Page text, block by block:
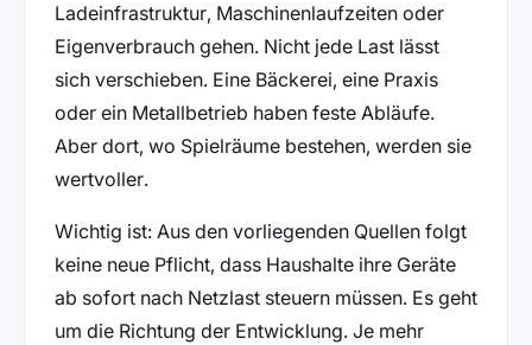
Ladeinfrastruktur, Maschinenlaufzeiten oder
Eigenverbrauch gehen. Nicht jede Last lässt
sich verschieben. Eine Bäckerei, eine Praxis
oder ein Metallbetrieb haben feste Abläufe.
Aber dort, wo Spielräume bestehen, werden sie
wertvoller.
Wichtig ist: Aus den vorliegenden Quellen folgt
keine neue Pflicht, dass Haushalte ihre Geräte
ab sofort nach Netzlast steuern müssen. Es geht
um die Richtung der Entwicklung. Je mehr